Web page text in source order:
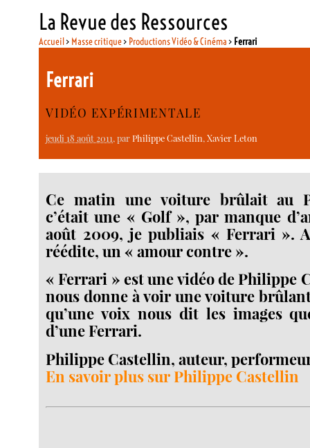
La Revue des Ressources
Accueil> Masse critique> Productions Vidéo & Cinéma > Ferrari
Ferrari
VIDÉO EXPÉRIMENTALE
jeudi 18 août 2011, parPhilippe Castellin,Xavier Leton
Ce matin une voiture brûlait au
c’était une « Golf », par manque
août 2009, je publiais « Ferrari ».
réédite, un « amour contre ».
« Ferrari » est une vidéo de Philippe
nous donne à voir une voiture
qu’une voix nous dit les images
d’une Ferrari.
Philippe Castellin, auteur,
En savoir plus sur Philippe Castellin